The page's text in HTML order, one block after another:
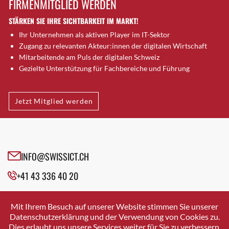
Brugg AG
Brütten
Bubendorf
Bubikon
Buchs (SG)
Bäretswil
Bülach
Cazis
Crissier
Davos Platz
Dierikon
Dietikon
FIRMENMITGLIED WERDEN
STÄRKEN SIE IHRE SICHTBARKEIT IM MARKT!
Ihr Unternehmen als aktiven Player im IT-Sektor
Zugang zu relevanten Akteur:innen der digitalen Wirtschaft
Mitarbeitende am Puls der digitalen Schweiz
Gezielte Unterstützung für Fachbereiche und Führung
Jetzt Mitglied werden
INFO@SWISSICT.CH
+41 43 336 40 20
SWISSICT
VULKANSTRASSE 120
8048 ZURICH
Mit Ihrem Besuch auf unserer Website stimmen Sie unserer
Datenschutzerklärung und der Verwendung von Cookies zu.
Dies erlaubt uns unsere Services weiter für Sie zu verbessern.